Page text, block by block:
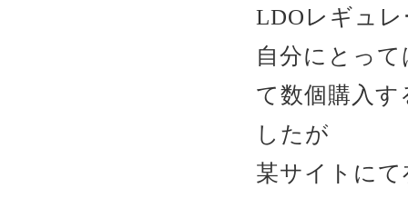
LDOレギュ
自分にとっ
て数個購入
したが
某サイトに